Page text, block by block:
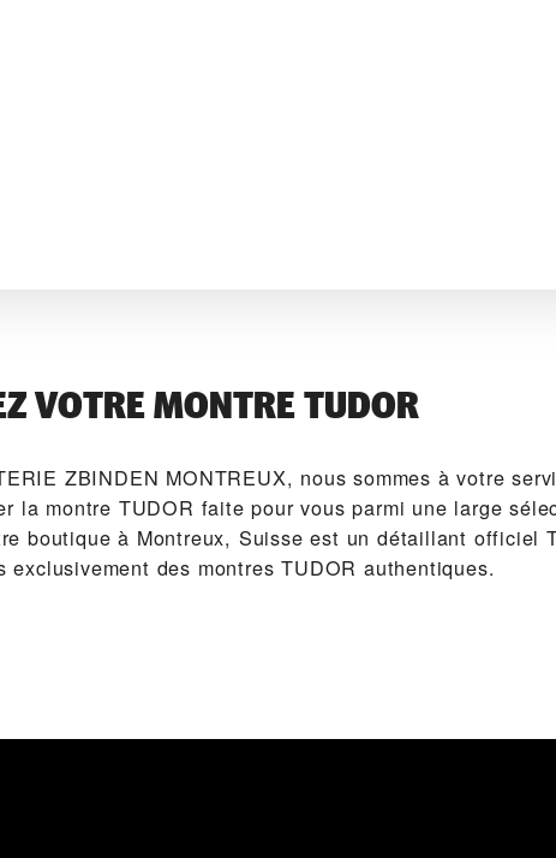
VOTRE MONTRE TUDOR
ZBINDEN MONTREUX‬, nous sommes à votre
la montre TUDOR faite pour vous parmi une large
boutique à Montreux, Suisse est un détaillant officiel
exclusivement des montres TUDOR authentiques.